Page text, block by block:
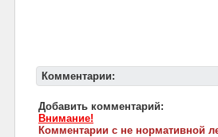
Комментарии:
Добавить комментарий:
Внимание!
Комментарии с не нормативной